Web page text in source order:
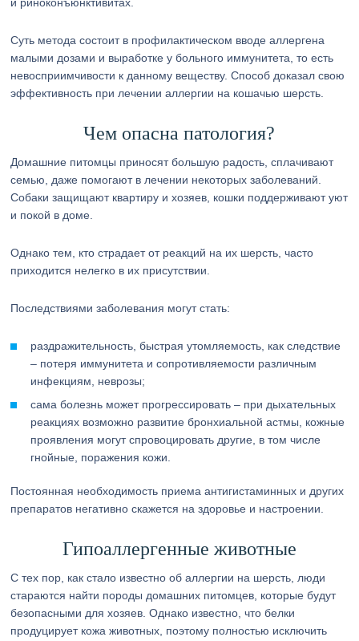
Суть метода состоит в профилактическом вводе аллергена
малыми дозами и выработке у больного иммунитета, то есть
невосприимчивости к данному веществу. Способ доказал свою
эффективность при лечении аллергии на кошачью шерсть.
Чем опасна патология?
Домашние питомцы приносят большую радость, сплачивают
семью, даже помогают в лечении некоторых заболеваний.
Собаки защищают квартиру и хозяев, кошки поддерживают уют
и покой в доме.
Однако тем, кто страдает от реакций на их шерсть, часто
приходится нелегко в их присутствии.
Последствиями заболевания могут стать:
раздражительность, быстрая утомляемость, как следствие
– потеря иммунитета и сопротивляемости различным
инфекциям, неврозы;
сама болезнь может прогрессировать – при дыхательных
реакциях возможно развитие бронхиальной астмы, кожные
проявления могут спровоцировать другие, в том числе
гнойные, поражения кожи.
Постоянная необходимость приема антигистаминных и других
препаратов негативно скажется на здоровье и настроении.
Гипоаллергенные животные
С тех пор, как стало известно об аллергии на шерсть, люди
стараются найти породы домашних питомцев, которые будут
безопасными для хозяев. Однако известно, что белки
продуцирует кожа животных, поэтому полностью исключить